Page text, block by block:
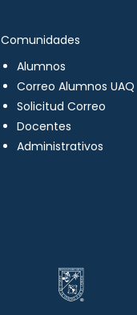
Comunidades
Alumnos
Correo Alumnos UAQ
Solicitud Correo
Docentes
Administrativos